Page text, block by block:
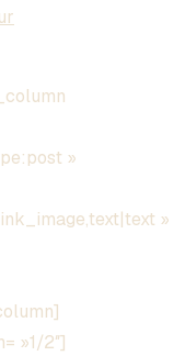
»
»
»1/2″]